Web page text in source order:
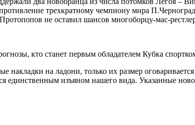
трехкратному чемпиону мира
не оставил шансов многоборцу-мас-
кто станет первым обладателем Кубка
на ладони, только их размер
изъяном нашего вида. Указанные